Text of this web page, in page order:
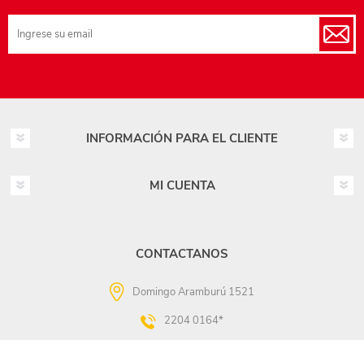
INFORMACIÓN PARA EL CLIENTE
MI CUENTA
CONTACTANOS
Domingo Aramburú 1521
2204 0164*